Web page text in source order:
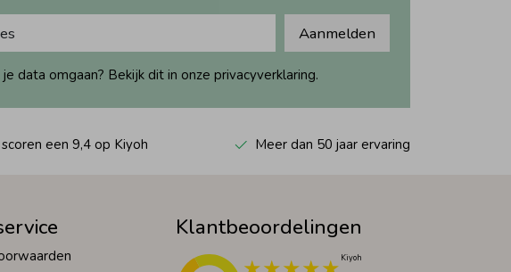
Aanmelden
data omgaan? Bekijk dit in onze privacyverklaring.
een 9,4 op Kiyoh Meer dan 50 jaar ervaring
Klantbeoordelingen